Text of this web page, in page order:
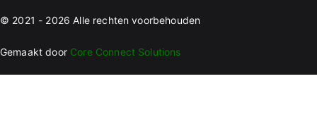
© 2021 - 2026 Alle rechten voorbehouden
Gemaakt door Core Connect Solutions